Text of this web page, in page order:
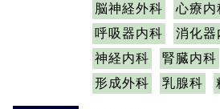
脳神経外科
心療内
呼吸器内科
消化器
神経内科
腎臓内科
形成外科
乳腺科